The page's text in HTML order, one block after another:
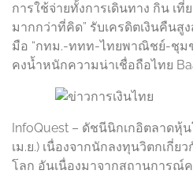
การใช้จ่ายทั้งการเดินทาง กิน เที่
มากกว่าที่คิด” รับเครดิตเงินคืนสูง
มือ “กทม.-ททท-ไทยพาณิชย์-ชุมช
คงน้ำหนักความน่าเชื่อถือไทย
InfoQuest – ดัชนีนิกเกอิตลาดหุ้
เม.ย.) เนื่องจากนักลงทุนวิตกเกี่ย
โลก อันเนื่องมาจากสถานการณ์